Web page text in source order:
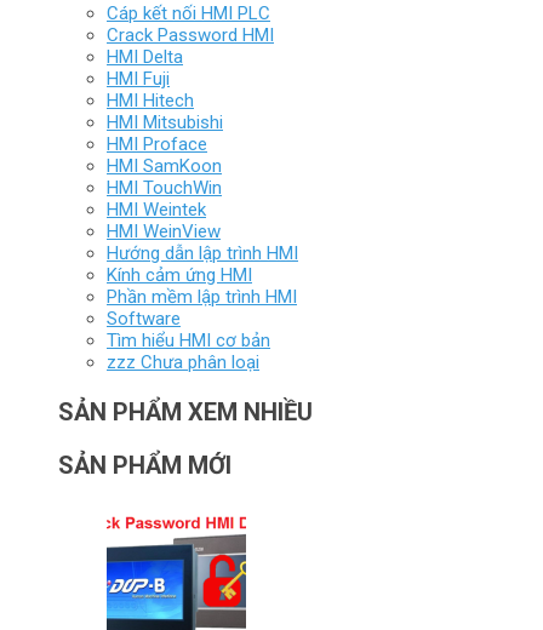
Cáp kết nối HMI PLC
Crack Password HMI
HMI Delta
HMI Fuji
HMI Hitech
HMI Mitsubishi
HMI Proface
HMI SamKoon
HMI TouchWin
HMI Weintek
HMI WeinView
Hướng dẫn lập trình HMI
Kính cảm ứng HMI
Phần mềm lập trình HMI
Software
Tìm hiểu HMI cơ bản
zzz Chưa phân loại
SẢN PHẨM XEM NHIỀU
SẢN PHẨM MỚI